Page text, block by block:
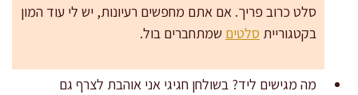
סלט כרוב פריך. אם אתם מחפשים רעיונות, יש לי עוד המון
בקטגוריית סלטים שמתחברים בול.
מה מגישים ליד? בשולחן חגיגי אני אוהבת לצרף גם